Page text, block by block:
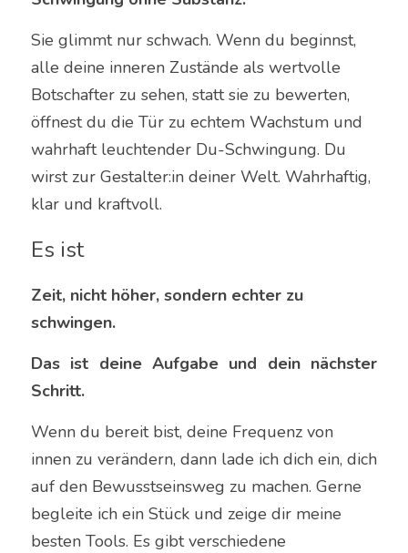
Sie glimmt nur schwach. Wenn du beginnst,
alle deine inneren Zustände als wertvolle
Botschafter zu sehen, statt sie zu bewerten,
öffnest du die Tür zu echtem Wachstum und
wahrhaft leuchtender Du-Schwingung. Du
wirst zur Gestalter:in deiner Welt. Wahrhaftig,
klar und kraftvoll.
Es ist
Zeit, nicht höher, sondern echter zu
schwingen.
Das ist deine Aufgabe und dein nächster
Schritt.
Wenn du bereit bist, deine Frequenz von
innen zu verändern, dann lade ich dich ein, dich
auf den Bewusstseinsweg zu machen. Gerne
begleite ich ein Stück und zeige dir meine
besten Tools. Es gibt verschiedene